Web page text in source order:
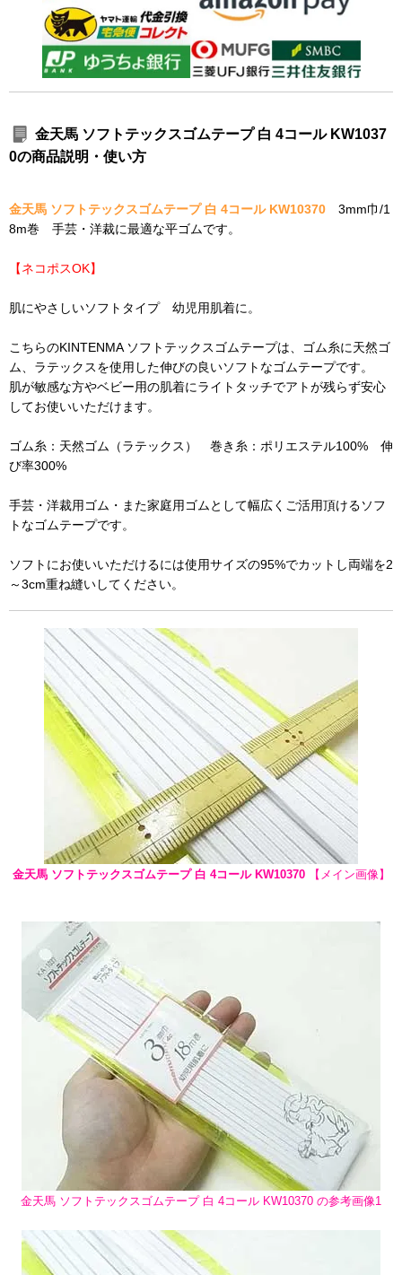
金天馬 ソフトテックスゴムテープ 白 4コール KW1037
0の商品説明・使い方
金天馬 ソフトテックスゴムテープ 白 4コール KW10370 3mm巾/1
8m巻 手芸・洋裁に最適な平ゴムです。
【ネコポスOK】
肌にやさしいソフトタイプ 幼児用肌着に。
こちらのKINTENMA ソフトテックスゴムテープは、ゴム糸に天然ゴ
ム、ラテックスを使用した伸びの良いソフトなゴムテープです。
肌が敏感な方やベビー用の肌着にライトタッチでアトが残らず安心
してお使いいただけます。
ゴム糸：天然ゴム（ラテックス） 巻き糸：ポリエステル100% 伸
び率300%
手芸・洋裁用ゴム・また家庭用ゴムとして幅広くご活用頂けるソフ
トなゴムテープです。
ソフトにお使いいただけるには使用サイズの95%でカットし両端を2
～3cm重ね縫いしてください。
金天馬 ソフトテックスゴムテープ 白 4コール KW10370【メイン画像】
金天馬 ソフトテックスゴムテープ 白 4コール KW10370 の参考画像1